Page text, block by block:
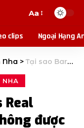
Aa
clips Ngoại Hạng
Nha > Tại sao Barcelona vs Real Sociedad ở La Liga không được chơi trong Camp Nou?
NHA
Real
được